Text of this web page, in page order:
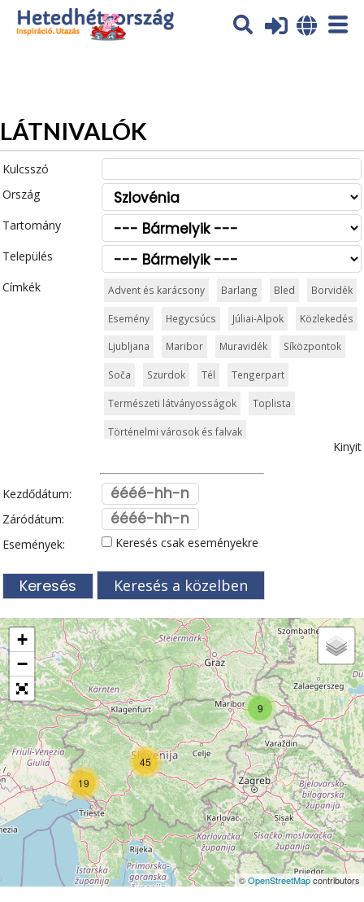
Az oldal sütiket (cookies) használ. További tájékoztatás itt:
Adatvédelmi tájékoztató
LÁTNIVALÓK
Kulcsszó
Ország
Tartomány
Település
Címkék
Advent és karácsony Barlang Bled Borvidék
Esemény Hegycsúcs Júliai-Alpok Közlekedés
Ljubljana Maribor Muravidék Síközpontok
Soča Szurdok Tél Tengerpart
Természeti látványosságok Toplista
Történelmi városok és falvak
Világörökség
Kinyit
Kezdődátum:
Záródátum:
Események:
Keresés csak eseményekre
Keresés a közelben
19
9
45
+
−
©OpenStreetMapcontributors